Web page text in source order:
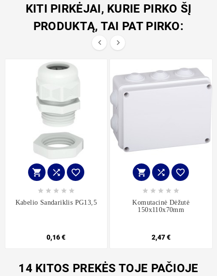
KITI PIRKĖJAI, KURIE PIRKO ŠĮ
PRODUKTĄ, TAI PAT PIRKO:
 
  
    
Kabelio Sandariklis PG13,5
0,16 €
  
    
Komutacinė Dėžutė
150x110x70mm
2,47 €
14 KITOS PREKĖS TOJE PAČIOJE